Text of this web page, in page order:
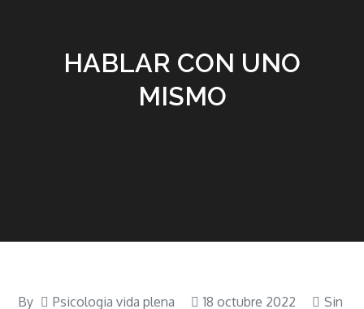
HABLAR CON UNO
MISMO
By Psicologia vida plena 18 octubre 2022
Sin